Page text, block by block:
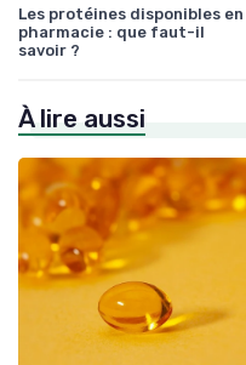
Les protéines disponibles en
pharmacie : que faut-il
savoir ?
À lire aussi